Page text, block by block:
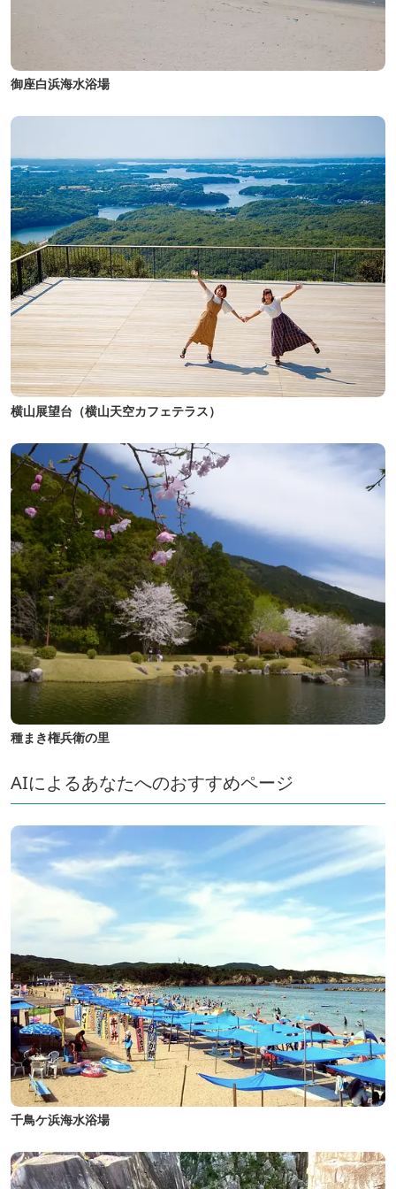
御座白浜海水浴場
横山展望台（横山天空カフェテラス）
種まき権兵衛の里
AIによるあなたへのおすすめページ
千鳥ケ浜海水浴場